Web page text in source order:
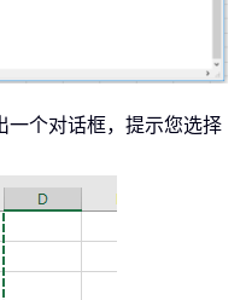
一个对话框，提示您选择